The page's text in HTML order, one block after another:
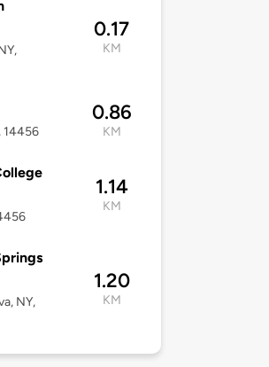
0.17
KM
14456
0.86
KM
1.14
KM
NY,
1.20
KM